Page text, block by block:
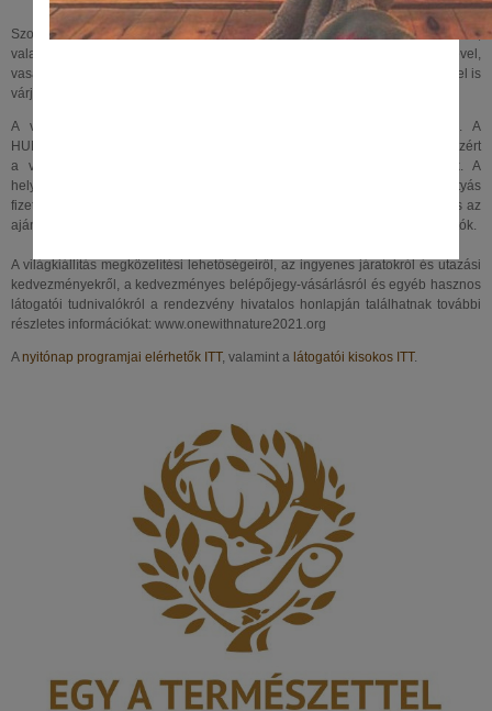
Szombaton egyebek mellett vadász talk show-val, Hungarikum Gálakoncerttel,
valamint a világkiállítás hivatalos dalát is előadó Kerekes Band fellépésével,
vasárnap pedig a Nemzeti Vadászkürt Bajnoksággal és világzenei koncerttel is
várjuk a HUNGEXPO-ra látogatókat.
A világkiállítás programjai védettségi kártya nélkül is látogathatóak. A
HUNGEXPO-ra vezető Albertirsai út az autós forgalom előtt le lesz zárva, ezért
a világkiállítás megközelítéséhez a közösségi közlekedést javasoljuk. A
helyszínen megvásárolható a belépőjegy készpénzes és a bankkártyás
fizetéssel is, azonban a Hungexpo területén a vendéglátó egységekben és az
ajándékboltokban kizárólag érintéses bankkártyával tudnak fizetni a látogatók.
A világkiállítás megközelítési lehetőségeiről, az ingyenes járatokról és utazási
kedvezményekről, a kedvezményes belépőjegy-vásárlásról és egyéb hasznos
látogatói tudnivalókról a rendezvény hivatalos honlapján találhatnak további
részletes információkat: www.onewithnature2021.org
A nyitónap programjai elérhetők ITT, valamint a látogatói kisokos ITT.